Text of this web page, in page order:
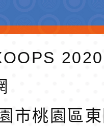
市桃園區